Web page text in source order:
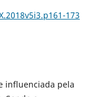
173
influenciada pela